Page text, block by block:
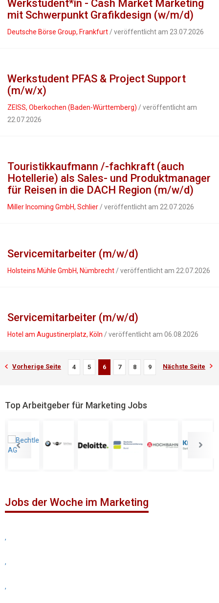
Werkstudent*in - Cash Market Marketing
mit Schwerpunkt Grafikdesign (w/m/d)
Deutsche Börse Group, Frankfurt / veröffentlicht am 23.07.2026
Werkstudent PFAS & Project Support
(m/w/x)
ZEISS, Oberkochen (Baden-Württemberg) / veröffentlicht am
22.07.2026
Touristikkaufmann /-fachkraft (auch
Hotellerie) als Sales- und Produktmanager
für Reisen in die DACH Region (m/w/d)
Miller Incoming GmbH, Schlier / veröffentlicht am 22.07.2026
Servicemitarbeiter (m/w/d)
Holsteins Mühle GmbH, Nümbrecht / veröffentlicht am 22.07.2026
Servicemitarbeiter (m/w/d)
Hotel am Augustinerplatz, Köln / veröffentlicht am 06.08.2026
Vorherige Seite 4 5 6 7 8 9 Nächste Seite
Top Arbeitgeber für Marketing Jobs
Jobs der Woche im Marketing
,
,
,